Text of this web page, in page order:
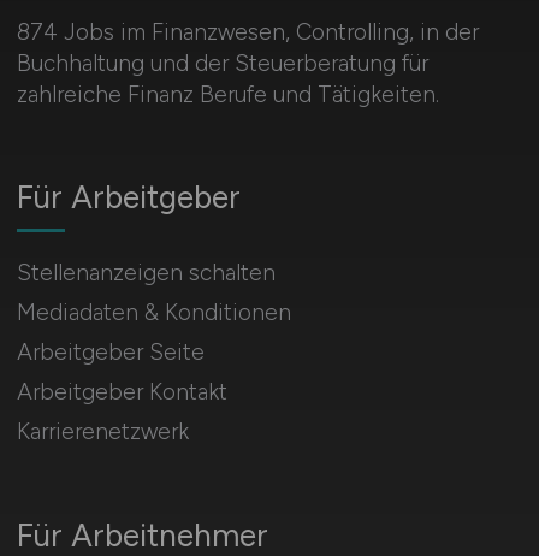
874 Jobs im Finanzwesen, Controlling, in der
Buchhaltung und der Steuerberatung für
zahlreiche Finanz Berufe und Tätigkeiten.
Für Arbeitnehmer
Für Arbeitgeber
Stellenanzeigen schalten
Mediadaten & Konditionen
Arbeitgeber Seite
Arbeitgeber Kontakt
Karrierenetzwerk